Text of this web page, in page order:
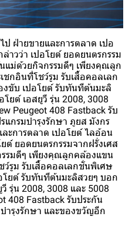
ฝ่ายขายและการตลาด เปอ
าวว่า เปอโยต์ ยอดยนตรกรรม
แม่ด้วยกิจกรรมดีๆ เพียงคุณลูก
กอินที่โชว์รูม รับเสื้อคอลเลก
ขับ เปอโยต์ รับทันทีต้นมะลิ
ยต์ เอสยูวี รุ่น 2008, 3008
Peugeot 408 Fastback รับ
กรมบำรุงรักษา ภูยส มังกร
ะการตลาด เปอโยต์ ไลอ้อน
ต์ ยอดยนตรกรรมจากฝรั่งเศส
รมดีๆ เพียงคุณลูกคล้องแขน
รูม รับเสื้อคอลเลกชั่นพิเศษ
ยต์ รับทันทีต้นมะลิสวยๆ บอก
รุ่น 2008, 3008 และ 5008
408 Fastback รับประกัน
ำรุงรักษา และของขวัญอีก